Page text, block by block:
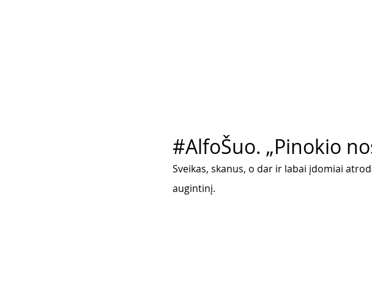
#AlfoŠuo. „Pinokio
Sveikas, skanus, o dar ir labai įdomiai
augintinį.